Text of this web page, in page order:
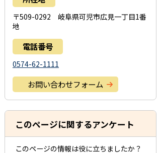
〒509-0292 岐阜県可児市広見一丁目1番
地
電話番号
0574-62-1111
お問い合わせフォーム
このページに関するアンケート
このページの情報は役に立ちましたか？